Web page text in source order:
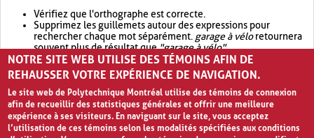
Vérifiez que l'orthographe est correcte.
Supprimez les guillemets autour des expressions pour
rechercher chaque mot séparément. garage à véloretournera
souvent plus de résultat que"garage à vélo".
Envisagez d'élargir votre recherche avec OR.garage OR vélo
retournera souvent plus de résultat quegarage à vélo
NOTRE SITE WEB UTILISE DES TÉMOINS AFIN DE
REHAUSSER VOTRE EXPÉRIENCE DE NAVIGATION.
Le site web de Polytechnique Montréal utilise des témoins de connexion
afin de recueillir des statistiques générales et offrir une meilleure
expérience à ses visiteurs. En naviguant sur le site, vous acceptez
l’utilisation de ces témoins selon les modalités spécifiées aux conditions